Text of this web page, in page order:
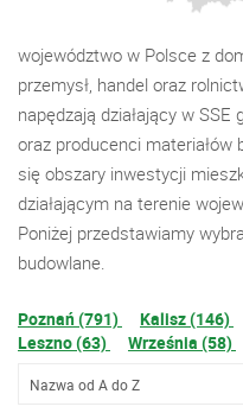
województwo w Polsce z
przemysł, handel oraz
napędzają działający w
oraz producenci materiałów
się obszary inwestycji
działającym na terenie
Poniżej przedstawiamy
budowlane.
Poznań (791) Kalisz (146)
Leszno (63)
Września (58)
Nazwa od A do Z